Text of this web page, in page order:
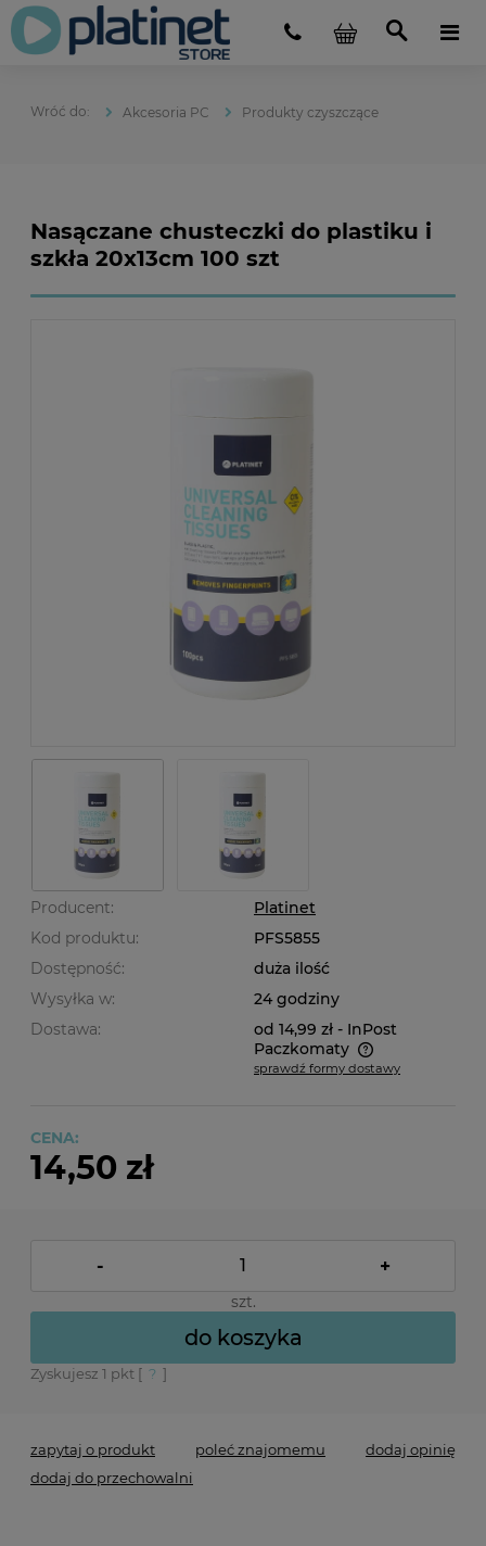
Akcesoria PC Produkty czyszczące
Nasączane chusteczki do plastiku i
szkła 20x13cm 100 szt
Producent:
Platinet
Kod produktu:
PFS5855
Dostępność:
duża ilość
Wysyłka w:
24 godziny
Dostawa:
od 14,99 zł - InPost
Paczkomaty
Cena nie zawiera ewentualnych kosztów płatności
sprawdź formy dostawy
CENA:
14,50 zł
- +
szt.
do koszyka
Zyskujesz 1 pkt [ ? ]
zapytaj o produkt poleć znajomemu
dodaj opinię
dodaj do przechowalni